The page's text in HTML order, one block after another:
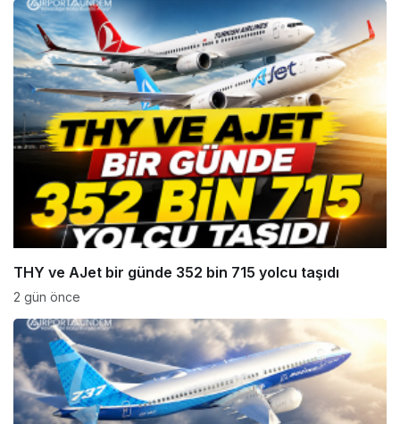
THY ve AJet bir günde 352 bin 715 yolcu taşıdı
2 gün önce